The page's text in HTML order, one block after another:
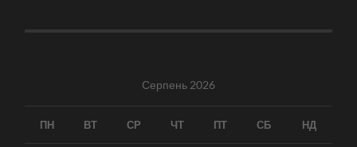
Серпень 2026
ПН ВТ СР ЧТ ПТ СБ НД